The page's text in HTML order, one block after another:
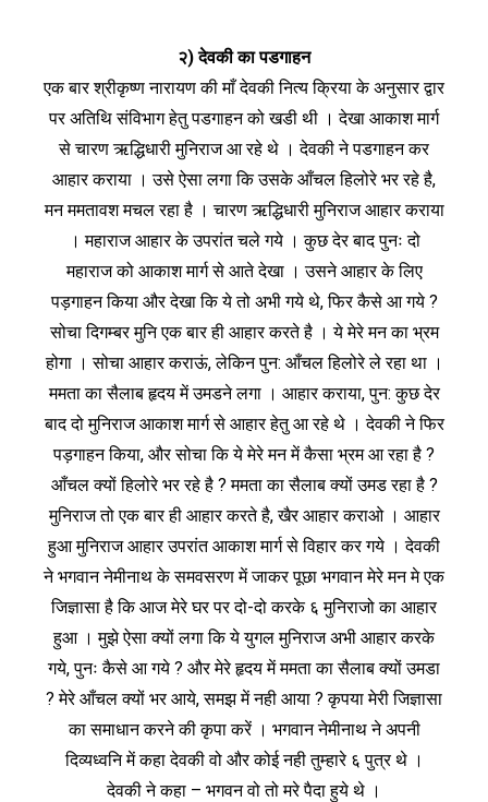
२) देवकी का पड‌गाहन
एक बार श्रीकृष्ण नारायण की माँ देवकी नित्य क्रिया के अनुसार द्वार
पर अतिथि संविभाग हेतु पडगाहन को खडी थी । देखा आकाश मार्ग
से चारण ऋद्धिधारी मुनिराज आ रहे थे । देवकी ने पडगाहन कर
आहार कराया । उसे ऐसा लगा कि उसके आँचल हिलोरे भर रहे है,
मन ममतावश मचल रहा है । चारण ऋद्धिधारी मुनिराज आहार कराया
। महाराज आहार के उपरांत चले गये । कुछ देर बाद पुनः दो
महाराज को आकाश मार्ग से आते देखा । उसने आहार के लिए
पड़गाहन किया और देखा कि ये तो अभी गये थे, फिर कैसे आ गये ?
सोचा दिगम्बर मुनि एक बार ही आहार करते है । ये मेरे मन का भ्रम
होगा । सोचा आहार कराऊं, लेकिन पुन: आँचल हिलोरे ले रहा था ।
ममता का सैलाब हृदय में उमडने लगा । आहार कराया, पुन: कुछ देर
बाद दो मुनिराज आकाश मार्ग से आहार हेतु आ रहे थे । देवकी ने फिर
पड़‌गाहन किया, और सोचा कि ये मेरे मन में कैसा भ्रम आ रहा है ?
आँचल क्यों हिलोरे भर रहे है ? ममता का सैलाब क्यों उमड रहा है ?
मुनिराज तो एक बार ही आहार करते है, खैर आहार कराओ । आहार
हुआ मुनिराज आहार उपरांत आकाश मार्ग से विहार कर गये । देवकी
ने भगवान नेमीनाथ के समवसरण में जाकर पूछा भगवान मेरे मन मे एक
जिज्ञासा है कि आज मेरे घर पर दो-दो करके ६ मुनिराजो का आहार
हुआ । मुझे ऐसा क्यों लगा कि ये युगल मुनिराज अभी आहार करके
गये, पुनः कैसे आ गये ? और मेरे हृदय में ममता का सैलाब क्यों उमडा
? मेरे आँचल क्यों भर आये, समझ में नही आया ? कृपया मेरी जिज्ञासा
का समाधान करने की कृपा करें । भगवान नेमीनाथ ने अपनी
दिव्यध्वनि में कहा देवकी वो और कोई नही तुम्हारे ६ पुत्र थे ।
देवकी ने कहा – भगवन वो तो मरे पैदा हुये थे ।